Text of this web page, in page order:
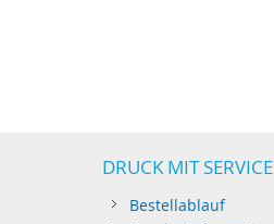
DRUCK MIT SERVICE
Bestellablauf